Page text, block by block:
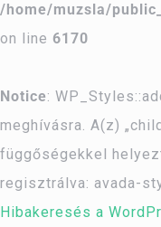
/home/muzsla/
on line 6170
Notice:
meghívásra. A(z)
függőségekkel
regisztrálva: avada-
Hibakeresés a